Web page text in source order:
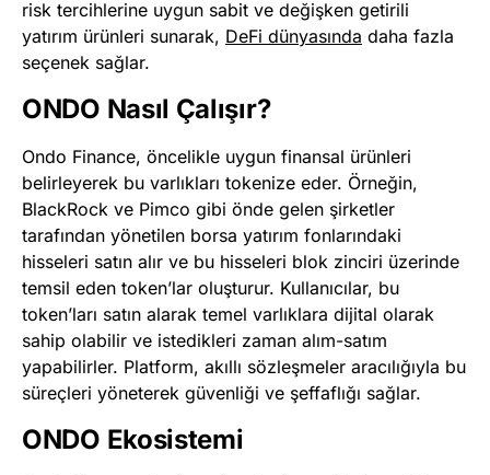
risk tercihlerine uygun sabit ve değişken getirili
yatırım ürünleri sunarak, DeFi dünyasında daha fazla
seçenek sağlar.
ONDO Nasıl Çalışır?
Ondo Finance, öncelikle uygun finansal ürünleri
belirleyerek bu varlıkları tokenize eder. Örneğin,
BlackRock ve Pimco gibi önde gelen şirketler
tarafından yönetilen borsa yatırım fonlarındaki
hisseleri satın alır ve bu hisseleri blok zinciri üzerinde
temsil eden token’lar oluşturur. Kullanıcılar, bu
token’ları satın alarak temel varlıklara dijital olarak
sahip olabilir ve istedikleri zaman alım-satım
yapabilirler. Platform, akıllı sözleşmeler aracılığıyla bu
süreçleri yöneterek güvenliği ve şeffaflığı sağlar.
ONDO Ekosistemi